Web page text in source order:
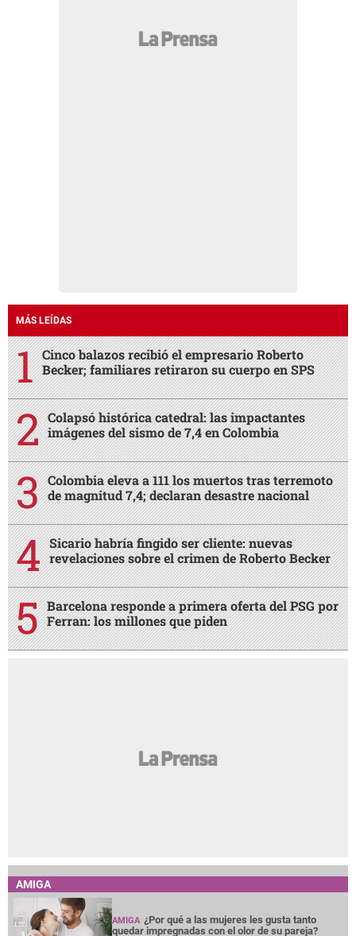
MÁS LEÍDAS
Cinco balazos recibió el empresario Roberto
Becker; familiares retiraron su cuerpo en SPS
Colapsó histórica catedral: las impactantes
imágenes del sismo de 7,4 en Colombia
Colombia eleva a 111 los muertos tras terremoto
de magnitud 7,4; declaran desastre nacional
Sicario habría fingido ser cliente: nuevas
revelaciones sobre el crimen de Roberto Becker
Barcelona responde a primera oferta del PSG por
Ferran: los millones que piden
AMIGA
AMIGA ¿Por qué a las mujeres les gusta tanto
quedar impregnadas con el olor de su pareja?